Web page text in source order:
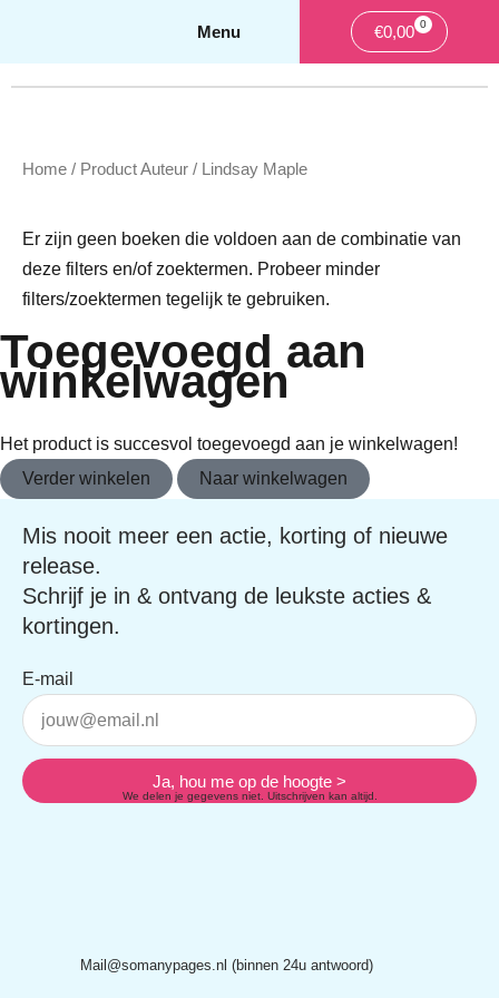
€0,00 0
Home / Product Auteur / Lindsay Maple
Er zijn geen boeken die voldoen aan de combinatie
van deze filters en/of zoektermen. Probeer minder
filters/zoektermen tegelijk te gebruiken.
Toegevoegd aan
winkelwagen
Het product is succesvol toegevoegd aan je winkelwagen!
Verder winkelen
Naar winkelwagen
Mis nooit meer een actie, korting of
nieuwe release.
Schrijf je in & ontvang de leukste acties &
kortingen.
E-mail
Ja, hou me op de hoogte >
We delen je gegevens niet. Uitschrijven kan altijd.
Mail@somanypages.nl (binnen 24u antwoord)